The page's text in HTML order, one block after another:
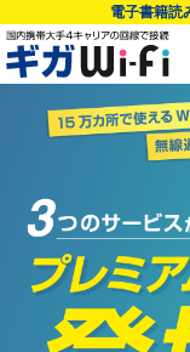
電子書籍読